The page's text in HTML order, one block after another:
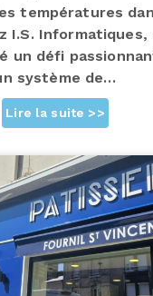
températures
I.S. Informatiques,
un défi
système de…
Lire la suite >>